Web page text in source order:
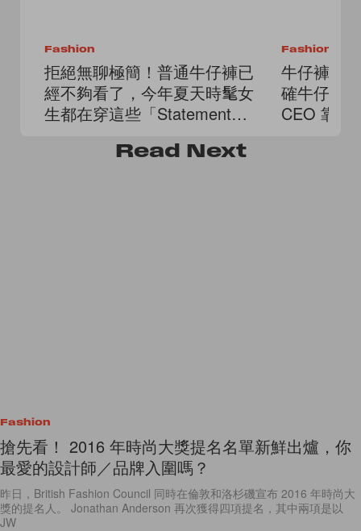
Fashion
拒絕無聊極簡！普通牛仔褲已
經不夠看了，今年夏天時髦女
生都在穿這些「Statement
Fashion
牛仔褲真
確牛仔褲
CEO 靠這
Read Next
Fashion
搶先看！ 2016 年時尚大獎提名名單新鮮出爐，你
最愛的設計師／品牌入圍嗎？
昨日，British Fashion Council 同時在倫敦和洛杉磯宣布 2016 年時尚大
獎的提名人。 Jonathan Anderson 再次獲得四項提名，其中兩項是以
JW